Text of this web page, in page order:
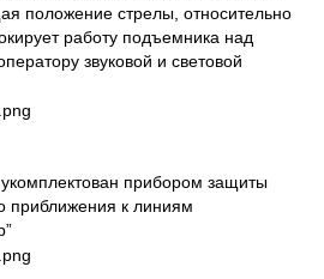
положение стрелы, относительно
работу подъемника над
звуковой и световой
прибором защиты
приближения к линиям